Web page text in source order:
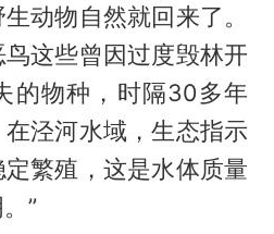
动物自然就回来了。
这些曾因过度毁林开
的物种，时隔30多年
泾河水域，生态指示
繁殖，这是水体质量
”